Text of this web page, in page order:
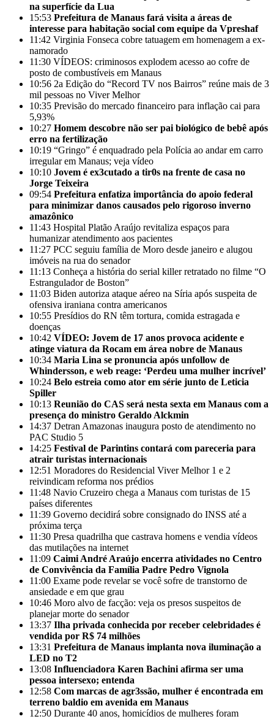
na superfície da Lua
15:53 Prefeitura de Manaus fará visita a áreas de
interesse para habitação social com equipe da Vpreshaf
11:42 Virginia Fonseca cobre tatuagem em homenagem a ex-
namorado
11:30 VÍDEOS: criminosos explodem acesso ao cofre de
posto de combustíveis em Manaus
10:56 2a Edição do “Record TV nos Bairros” reúne mais de 3
mil pessoas no Viver Melhor
10:35 Previsão do mercado financeiro para inflação cai para
5,93%
10:27 Homem descobre não ser pai biológico de bebê após
erro na fertilização
10:19 “Gringo” é enquadrado pela Polícia ao andar em carro
irregular em Manaus; veja vídeo
10:10 Jovem é ex3cutado a tir0s na frente de casa no
Jorge Teixeira
09:54 Prefeitura enfatiza importância do apoio federal
para minimizar danos causados pelo rigoroso inverno
amazônico
11:43 Hospital Platão Araújo revitaliza espaços para
humanizar atendimento aos pacientes
11:27 PCC seguiu família de Moro desde janeiro e alugou
imóveis na rua do senador
11:13 Conheça a história do serial killer retratado no filme “O
Estrangulador de Boston”
11:03 Biden autoriza ataque aéreo na Síria após suspeita de
ofensiva iraniana contra americanos
10:55 Presídios do RN têm tortura, comida estragada e
doenças
10:42 VÍDEO: Jovem de 17 anos provoca acidente e
atinge viatura da Rocam em área nobre de Manaus
10:34 Maria Lina se pronuncia após unfollow de
Whindersson, e web reage: ‘Perdeu uma mulher incrível’
10:24 Belo estreia como ator em série junto de Leticia
Spiller
10:13 Reunião do CAS será nesta sexta em Manaus com a
presença do ministro Geraldo Alckmin
14:37 Detran Amazonas inaugura posto de atendimento no
PAC Studio 5
14:25 Festival de Parintins contará com pareceria para
atrair turistas internacionais
12:51 Moradores do Residencial Viver Melhor 1 e 2
reivindicam reforma nos prédios
11:48 Navio Cruzeiro chega a Manaus com turistas de 15
países diferentes
11:39 Governo decidirá sobre consignado do INSS até a
próxima terça
11:30 Presa quadrilha que castrava homens e vendia vídeos
das mutilações na internet
11:09 Caimi André Araújo encerra atividades no Centro
de Convivência da Família Padre Pedro Vignola
11:00 Exame pode revelar se você sofre de transtorno de
ansiedade e em que grau
10:46 Moro alvo de facção: veja os presos suspeitos de
planejar morte do senador
13:37 Ilha privada conhecida por receber celebridades é
vendida por R$ 74 milhões
13:31 Prefeitura de Manaus implanta nova iluminação a
LED no T2
13:08 Influenciadora Karen Bachini afirma ser uma
pessoa intersexo; entenda
12:58 Com marcas de agr3ssão, mulher é encontrada em
terreno baldio em avenida em Manaus
12:50 Durante 40 anos, homicídios de mulheres foram